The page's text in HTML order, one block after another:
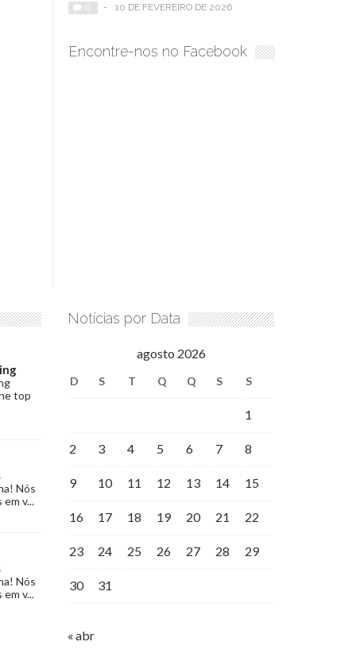
- 10 DE FEVEREIRO DE 2026
Encontre-nos no Facebook
top
Nós
v...
Nós
v...
Notícias por Data
agosto 2026
D S T Q Q S S
1
2 3 4 5 6 7 8
9 10 11 12 13 14 15
16 17 18 19 20 21 22
23 24 25 26 27 28 29
30 31
« abr